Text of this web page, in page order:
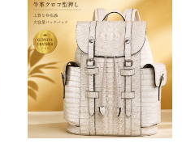
ッグ リュックサック カバ
ン カバン ギフト プレゼン
ト 旦那 父の日 3Qee 576
330bk_qz